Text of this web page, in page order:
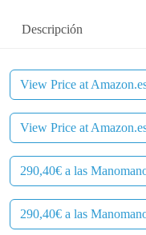
Descripción
View Price at
View Price at
290,40€ a las
290,40€ a las